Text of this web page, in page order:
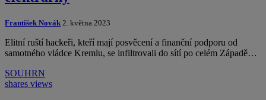
František Novák 2. května 2023
Elitní ruští hackeři, kteří mají posvěcení a finanční podporu od
samotného vládce Kremlu, se infiltrovali do sítí po celém Západě…
SOUHRN
shares views